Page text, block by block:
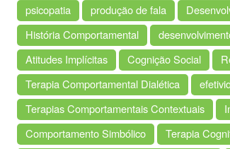
psicopatia
produção de fala
História Comportamental
Atitudes Implícitas
Cognição Social
Terapia Comportamental Dialética
Terapias Comportamentais Contextuais
Comportamento Simbólico
Terapia